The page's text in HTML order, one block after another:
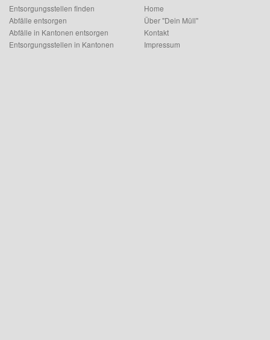
Entsorgungsstellen finden
Abfälle entsorgen
Abfälle in Kantonen entsorgen
Entsorgungsstellen in Kantonen
Home
Über "Dein Müll"
Kontakt
Impressum